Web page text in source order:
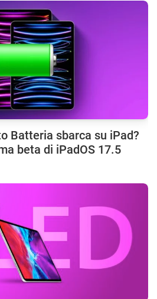
Batteria sbarca su iPad?
beta di iPadOS 17.5